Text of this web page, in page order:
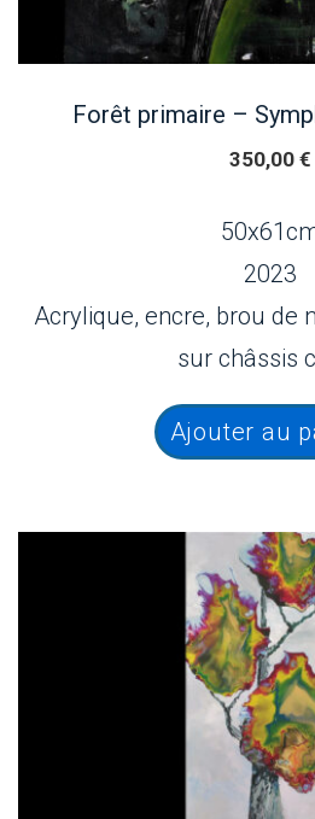
Forêt primaire –
350,00 €
2023
Acrylique, encre, brou de
sur châssis
Ajouter au